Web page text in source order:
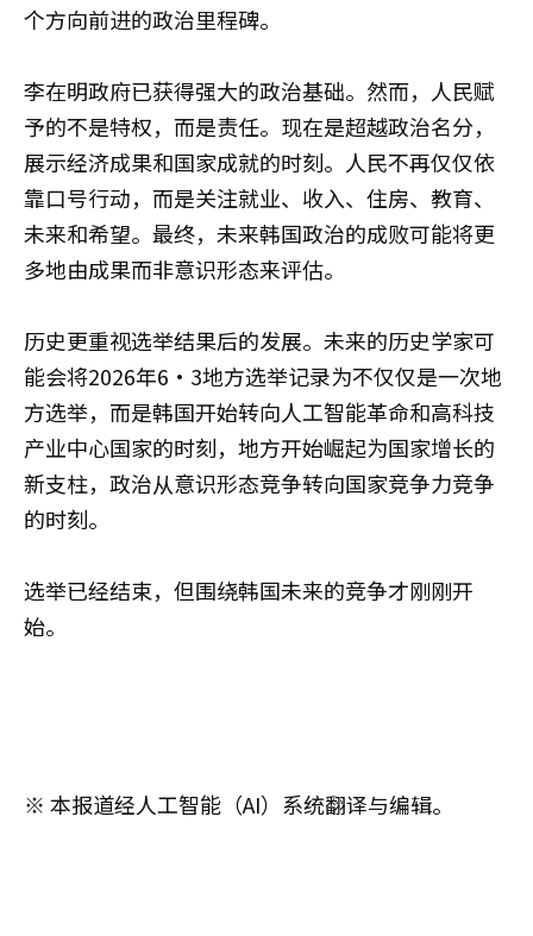
个方向前进的政治里程碑。
李在明政府已获得强大的政治基础。然而，人民赋
予的不是特权，而是责任。现在是超越政治名分，
展示经济成果和国家成就的时刻。人民不再仅仅依
靠口号行动，而是关注就业、收入、住房、教育、
未来和希望。最终，未来韩国政治的成败可能将更
多地由成果而非意识形态来评估。
历史更重视选举结果后的发展。未来的历史学家可
能会将2026年6·3地方选举记录为不仅仅是一次地
方选举，而是韩国开始转向人工智能革命和高科技
产业中心国家的时刻，地方开始崛起为国家增长的
新支柱，政治从意识形态竞争转向国家竞争力竞争
的时刻。
选举已经结束，但围绕韩国未来的竞争才刚刚开
始。
※ 本报道经人工智能（AI）系统翻译与编辑。